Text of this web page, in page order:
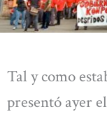
Tal y como
presentó ayer